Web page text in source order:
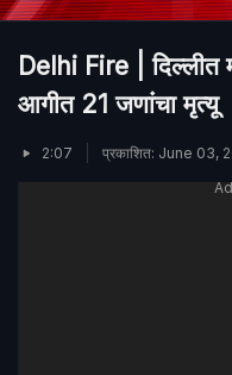
Delhi Fire | दिल्लीत
आगीत 21 जणांचा मृत्यू
2:07 प्रकाशित: June 03,